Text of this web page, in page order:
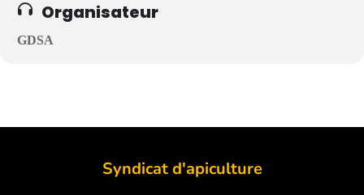
Organisateur
GDSA
Syndicat d'apiculture